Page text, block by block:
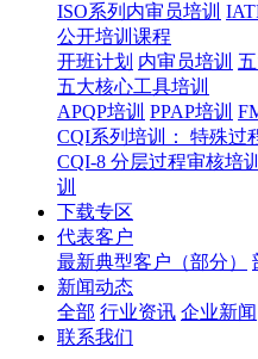
ISO系列内审员培训
公开培训课程
开班计划 内审员培训
五大核心工具培训
APQP培训 PPAP培训
CQI系列培训： 特殊过
CQI-8 分层过程审核培训
训
下载专区
代表客户
最新典型客户（部分）
新闻动态
全部 行业资讯 企业新闻
联系我们